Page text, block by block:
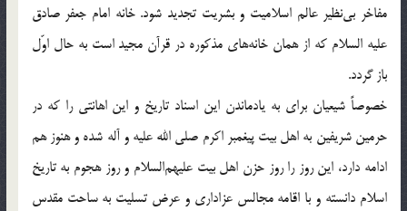
مفاخر بی‌نظیر عالم اسلامیت و بشریت تجدید شود. خانه امام جعفر صادق
علیه السلام که از همان خانه‌های مذکوره در قرآن مجید است به حال اوّل
باز گردد.
خصوصاً شیعیان برای به یادماندن این اسناد تاریخ و این اهانتی را که در
حرمین شریفین به اهل بیت پیغمبر اکرم صلی الله علیه و آله شده و هنوز هم
ادامه دارد، این روز را روز حزن اهل بیت علیهم‌السلام و روز هجوم به تاریخ
اسلام دانسته و با اقامه مجالس عزاداری و عرض تسلیت به ساحت مقدس